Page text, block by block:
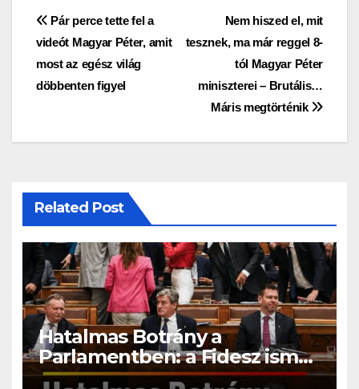
Bejegyzés
navigáció
Nem hiszed el, mit
tesznek, ma már reggel 8-
tól Magyar Péter
miniszterei – Brutális…
Máris megtörténik
Pár perce tette fel a
videót Magyar Péter, amit
most az egész világ
döbbenten figyel
Related Post
Hatalmas Botrány a
Parlamentben: a Fidesz ismét
kitett magáért!